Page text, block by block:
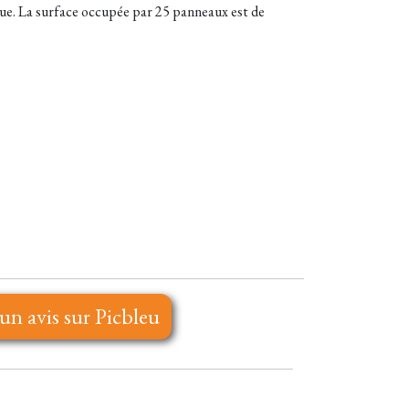
La surface occupée par 25 panneaux est de
avis sur Picbleu